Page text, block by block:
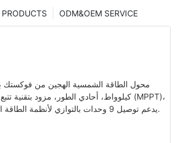
ODM&OEM SERVICE
PRODUCTS